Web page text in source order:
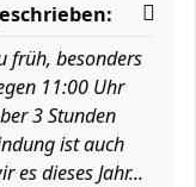
früh, besonders
11:00 Uhr
3 Stunden
ist auch
es dieses Jahr...